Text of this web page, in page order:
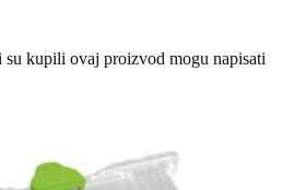
kupili ovaj proizvod mogu napisati